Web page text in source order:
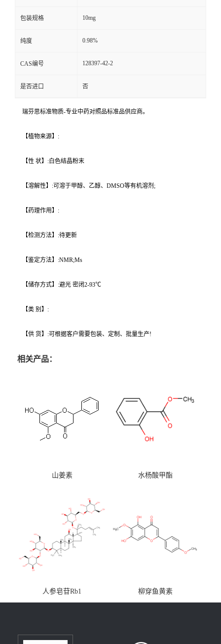
包装规格 10mg
纯度 0.98%
CAS编号 128397-42-2
是否进口 否
瑞芬思标准物质-专业中药对照品标准品供应商。
【植物来源】:
【性 状】:白色结晶粉末
【溶解性】:可溶于甲醇、乙醇、DMSO等有机溶剂;
【药理作用】:
【检测方法】:待更新
【鉴定方法】:NMR;Ms
【储存方式】:避光 密闭2-93℃
【类 别】:
【供 货】:可根据客户需要包装、定制、批量生产!
相关产品：
山姜素 水杨酸甲酯
人参皂苷Rb1 柳穿鱼黄素